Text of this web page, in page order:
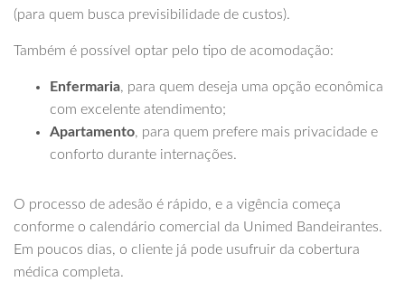
(para quem busca previsibilidade de custos).
Também é possível optar pelo tipo de acomodação:
Enfermaria, para quem deseja uma opção econômica
com excelente atendimento;
Apartamento, para quem prefere mais privacidade e
conforto durante internações.
O processo de adesão é rápido, e a vigência começa
conforme o calendário comercial da Unimed Bandeirantes.
Em poucos dias, o cliente já pode usufruir da cobertura
médica completa.